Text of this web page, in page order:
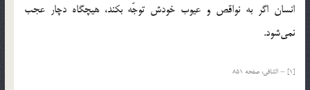
انسان اگر به نواقص و عیوب خودش توجّه بکند، هیچگاه دچار عجب
نمی‌شود.
[1] – الشافی، صفحه 851